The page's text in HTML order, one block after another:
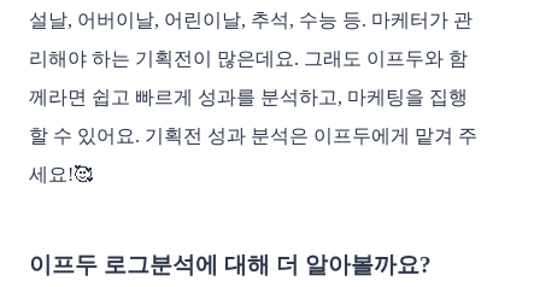
설날, 어버이날, 어린이날, 추석, 수능 등. 마케터가 관
리해야 하는 기획전이 많은데요. 그래도 이프두와 함
께라면 쉽고 빠르게 성과를 분석하고, 마케팅을 집행
할 수 있어요. 기획전 성과 분석은 이프두에게 맡겨 주
세요!🥰
이프두 로그분석에 대해 더 알아볼까요?